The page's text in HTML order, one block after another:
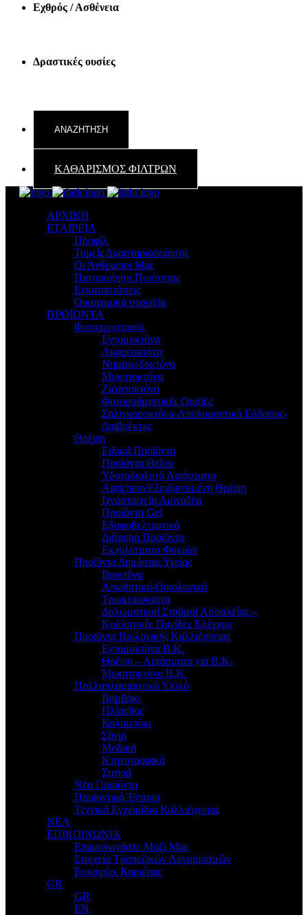
Εχθρός / Ασθένεια
Δραστικές ουσίες
ΚΑΘΑΡΙΣΜΟΣ ΦΙΛΤΡΩΝ
ΑΡΧΙΚΗ
ΕΤΑΙΡΕΙΑ
Προφίλ
Τομείς Δραστηριοποίησης
Οι Άνθρωποι Μας
Πιστοποίηση Ποιότητας
Εγκαταστάσεις
Οικονομικά στοιχεία
ΠΡΟΪΟΝΤΑ
Φυτοπροστασία
Εντομοκτόνα
Ακαρεοκτόνα
Νηματωδοκτόνα
Μυκητοκτόνα
Ζιζανιοκτόνα
Φυτορυθμιστικές Ουσίες
Σαλιγκαροκτόνα-Απολυμαντικά Εδάφους-
Διαβρέκτες
Θρέψη
Ειδικά Προϊόντα
Προϊόντα Θείου
Υδατοδιαλυτά Λιπάσματα
Agrichem/Εξειδικευμένη Θρέψη
Ιχνοστοιχεία Αμινοξέα
Προϊόντα Gel
Εδαφοβελτιωτικά
Διάφορα Προϊόντα
Εκχυλίσματα Φυκιών
Προϊόντα Δημόσιας Υγείας
Βιοκτόνα
Απωθητικά-Οικολογικά
Τρωκτικοκτόνα
Δολωματικοί Σταθμοί Ασφαλείας –
Κολλητικές Παγίδες Ελέγχου
Προϊόντα Βιολογικής Καλλιέργειας
Εντομοκτόνα Β.Κ.
Θρέψη – Λιπάσματα για Β.Κ.
Μυκητοκτόνα Β.Κ.
Πολλαπλασιαστικό Υλικό
Βαμβάκι
Ηλίανθος
Καλαμπόκι
Σόγια
Μηδική
Κτηνοτροφικά
Σιτηρά
Νέα Προϊόντα
Προϊοντικά Έντυπα
Τεχνικά Εγχειρίδια Καλλιέργειας
ΝΕΑ
ΕΠΙΚΟΙΝΩΝΙΑ
Επικοινωνήστε Μαζί Μας
Στοιχεία Τραπεζικών Λογαριασμών
Ευκαιρίες Καριέρας
GR
GR
EN